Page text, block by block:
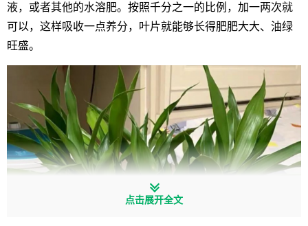
液，或者其他的水溶肥。按照千分之一的比例，加一两次就
可以，这样吸收一点养分，叶片就能够长得肥肥大大、油绿
旺盛。
点击展开全文